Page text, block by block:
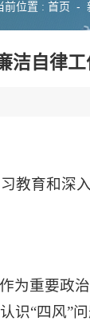
前位置 : 首页 -
自律工
教育和深
为重要政
识“四风”